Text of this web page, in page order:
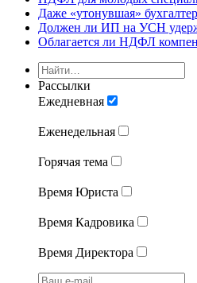
Даже «утонувшая»
Должен ли ИП на УСН
Облагается ли НДФЛ
Рассылки
Ежедневная
Еженедельная
Горячая тема
Время Юриста
Время Кадровика
Время Директора